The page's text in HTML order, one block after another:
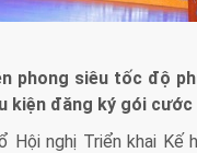
phong siêu tốc độ
kiện đăng ký gói cước
Hội nghị Triển khai Kế